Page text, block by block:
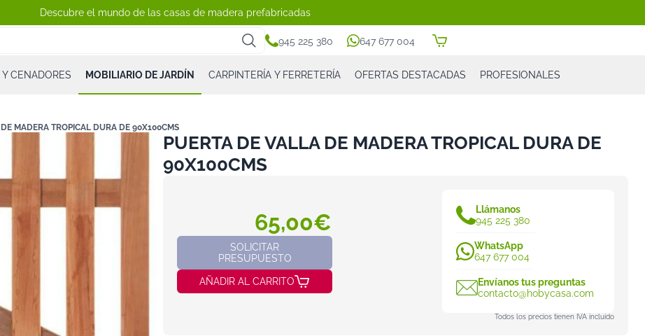
Descubre el mundo de las casas de madera prefabricadas
945 225 380 647 677 004
CENADORES MOBILIARIO DE JARDÍN CARPINTERÍA Y FERRETERÍA OFERTAS DESTACADAS PROFESIONALES
MADERA TROPICAL DURA DE 90X100CMS
PUERTA DE VALLA DE MADERA TROPICAL DURA DE
90X100CMS
65,00€
SOLICITAR
PRESUPUESTO
AÑADIR AL CARRITO
Llámanos
945 225 380
WhatsApp
647 677 004
Envíanos tus preguntas
contacto@hobycasa.com
Todos los precios tienen IVA incluido